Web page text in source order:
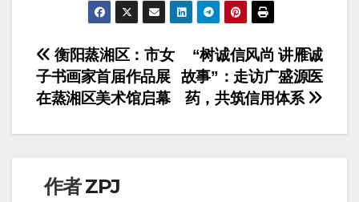
文
章
导
“树诚信风尚 讲雁诚
故事”：走访广盛源医
药，共筑信用体系
衡阳蒸湘区：市女
子书画家首届作品展
在蒸湘区美术馆启幕
作者ZPJ